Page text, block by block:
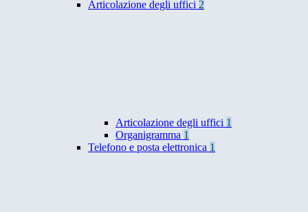
Articolazione degli uffici 2
Articolazione degli uffici 1
Organigramma 1
Telefono e posta elettronica 1